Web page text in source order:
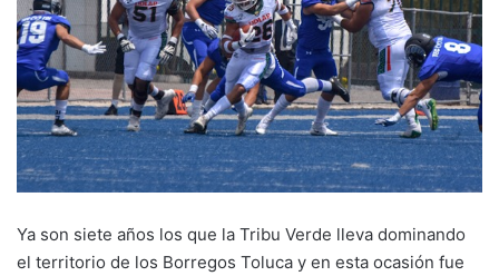
Ya son siete años los que la Tribu Verde lleva dominando
el territorio de los Borregos Toluca y en esta ocasión fue